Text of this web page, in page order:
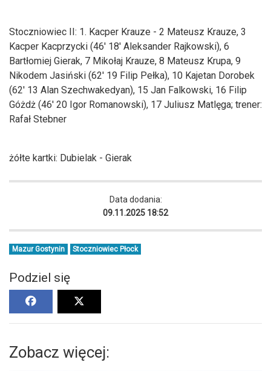
Stoczniowiec II: 1. Kacper Krauze - 2 Mateusz Krauze, 3
Kacper Kacprzycki (46' 18' Aleksander Rajkowski), 6
Bartłomiej Gierak, 7 Mikołaj Krauze, 8 Mateusz Krupa, 9
Nikodem Jasiński (62' 19 Filip Pełka), 10 Kajetan Dorobek
(62' 13 Alan Szechwakedyan), 15 Jan Falkowski, 16 Filip
Góżdż (46' 20 Igor Romanowski), 17 Juliusz Matlęga; trener:
Rafał Stebner
żółte kartki: Dubielak - Gierak
Data dodania:
09.11.2025 18:52
Mazur Gostynin Stoczniowiec Płock
Podziel się
Zobacz więcej: